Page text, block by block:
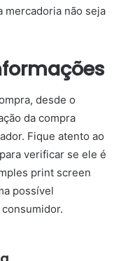
mercadoria não seja
desde o
da compra
Fique atento ao
verificar se ele é
print screen
possível